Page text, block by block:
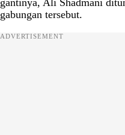
gabungan tersebut.
ADVERTISEMENT